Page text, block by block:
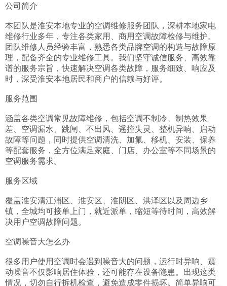
公司简介
本团队是淮安本地专业的空调维修服务团队，深耕本地家电
维修行业多年，专注各类家用、商用空调故障检修与维护。
团队维修人员经验丰富，熟悉各类品牌空调的构造与故障原
理，配备齐全的专业维修工具。我们坚守诚信服务、高效靠
谱的服务宗旨，快速解决空调各类故障，服务细致、响应及
时，深受淮安本地居民和商户的信赖与好评。
服务范围
涵盖各类空调常见故障维修，包括空调不制冷、制热效果
差、空调漏水、跳闸、不出风、遥控失灵、整机异响、启动
故障等问题，同时提供空调清洗、加氟、移机、安装、保养
等配套服务，全方位满足家庭、门店、办公室等不同场景的
空调服务需求。
服务区域
覆盖淮安清江浦区、淮安区、淮阴区、洪泽区以及周边乡
镇，全城均可接单上门，就近派单，缩短等待时间，高效解
决用户空调故障问题。
空调噪音大怎么办
很多用户使用空调时会遇到噪音大的问题，运行时异响、震
动噪音不仅影响居住体验，还可能存在设备隐患。出现这类
情况，切勿自行拆机检查，避免造成零件损坏。简单异响可